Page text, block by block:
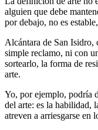
alguien que debe
por debajo, no es
Alcántara de San Isidro,
simple reclamo, ni con
sortearlo, la forma de
arte.
Yo, por ejemplo, podría
del arte: es la habilidad,
atreven a arriesgarse en